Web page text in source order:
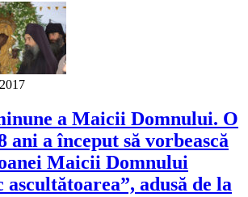
a Maicii Domnului. O
ani a început să vorbească
Maicii Domnului
adusă de la